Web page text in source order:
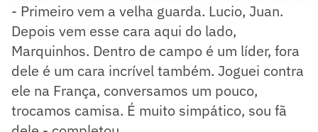
- Primeiro vem a velha guarda. Lucio, Juan.
Depois vem esse cara aqui do lado,
Marquinhos. Dentro de campo é um líder, fora
dele é um cara incrível também. Joguei contra
ele na França, conversamos um pouco,
trocamos camisa. É muito simpático, sou fã